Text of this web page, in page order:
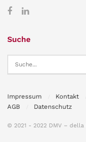
Suche
Impressum Kontakt
AGB
Datenschutz
© 2021 - 2022 DMV – della